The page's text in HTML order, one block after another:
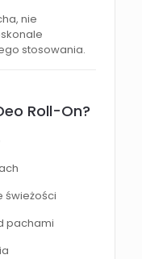
nie
stosowania.
Roll-On?
świeżości
pachami